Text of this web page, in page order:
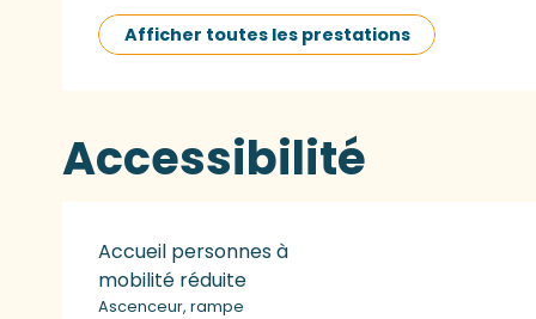
Afficher toutes les prestations
Accessibilité
Accueil personnes à
mobilité réduite
Ascenceur, rampe